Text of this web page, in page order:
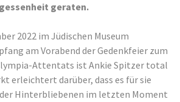
geraten.
2022 im Jüdischen Museum
am Vorabend der Gedenkfeier zum
Attentats ist Ankie Spitzer total
erleichtert darüber, dass es für sie
Hinterbliebenen im letzten Moment